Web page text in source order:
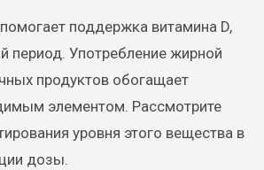
поддержка витамина D,
период. Употребление жирной
продуктов обогащает
элементом. Рассмотрите
уровня этого вещества в
дозы.